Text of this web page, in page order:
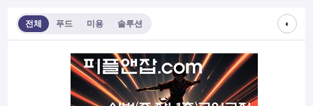
전체 푸드 미용 솔루션 ◐